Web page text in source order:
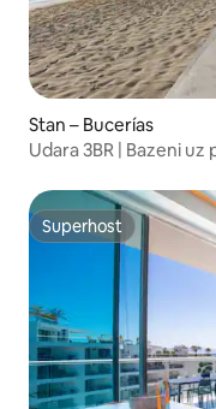
Stan – Bucerías
Udara 3BR | Bazeni
Superhost
Superhost